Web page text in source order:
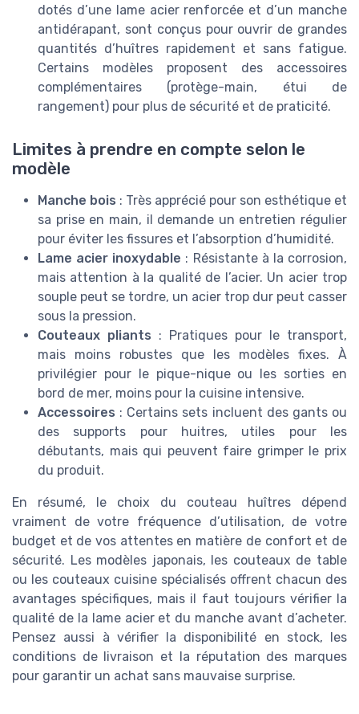
dotés d’une lame acier renforcée et d’un manche
antidérapant, sont conçus pour ouvrir de grandes
quantités d’huîtres rapidement et sans fatigue.
Certains modèles proposent des accessoires
complémentaires (protège-main, étui de
rangement) pour plus de sécurité et de praticité.
Limites à prendre en compte selon le
modèle
Manche bois : Très apprécié pour son esthétique et
sa prise en main, il demande un entretien régulier
pour éviter les fissures et l’absorption d’humidité.
Lame acier inoxydable : Résistante à la corrosion,
mais attention à la qualité de l’acier. Un acier trop
souple peut se tordre, un acier trop dur peut casser
sous la pression.
Couteaux pliants : Pratiques pour le transport,
mais moins robustes que les modèles fixes. À
privilégier pour le pique-nique ou les sorties en
bord de mer, moins pour la cuisine intensive.
Accessoires : Certains sets incluent des gants ou
des supports pour huitres, utiles pour les
débutants, mais qui peuvent faire grimper le prix
du produit.
En résumé, le choix du couteau huîtres dépend
vraiment de votre fréquence d’utilisation, de votre
budget et de vos attentes en matière de confort et de
sécurité. Les modèles japonais, les couteaux de table
ou les couteaux cuisine spécialisés offrent chacun des
avantages spécifiques, mais il faut toujours vérifier la
qualité de la lame acier et du manche avant d’acheter.
Pensez aussi à vérifier la disponibilité en stock, les
conditions de livraison et la réputation des marques
pour garantir un achat sans mauvaise surprise.